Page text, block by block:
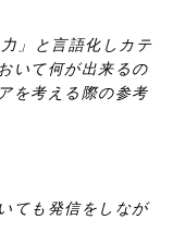
」と言語化しカテ
いて何が出来るの
を考える際の参考
ても発信をしなが